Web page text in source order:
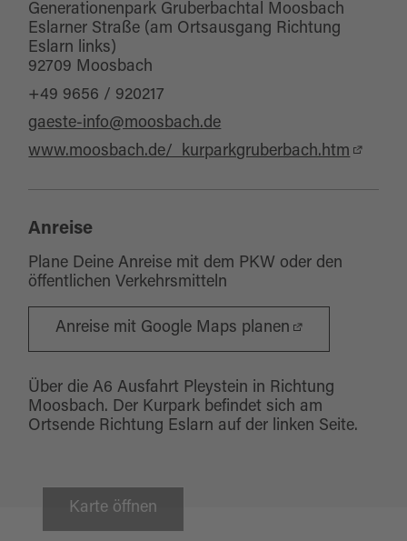
Audioguide
Kinderspielplätze
Generationenpark Gruberbachtal Moosbach
Eslarner Straße (am Ortsausgang Richtung
Eslarn links)
92709 Moosbach
+49 9656 / 920217
gaeste-info@moosbach.de
www.moosbach.de/_kurparkgruberbach.htm
Anreise
Plane Deine Anreise mit dem PKW oder den
öffentlichen Verkehrsmitteln
Anreise mit Google Maps planen
Über die A6 Ausfahrt Pleystein in Richtung
Moosbach. Der Kurpark befindet sich am
Ortsende Richtung Eslarn auf der linken Seite.
Karte öffnen
Moosbach